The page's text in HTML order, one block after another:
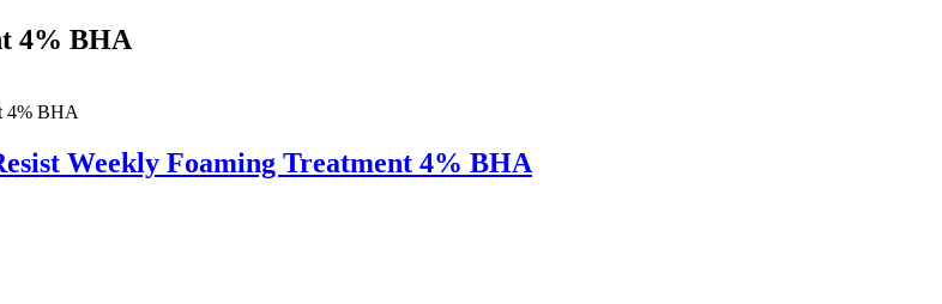
4% BHA
4% BHA
Weekly Foaming Treatment 4% BHA